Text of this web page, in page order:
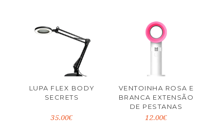
LUPA FLEX BODY
SECRETS
35.00€
VENTOINHA ROSA E
BRANCA EXTENSÃO
DE PESTANAS
12.00€